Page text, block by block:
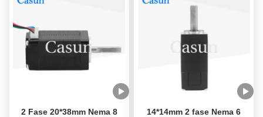
2 Fase 20*38mm Nema 8
14*14mm 2 fase Nema 6